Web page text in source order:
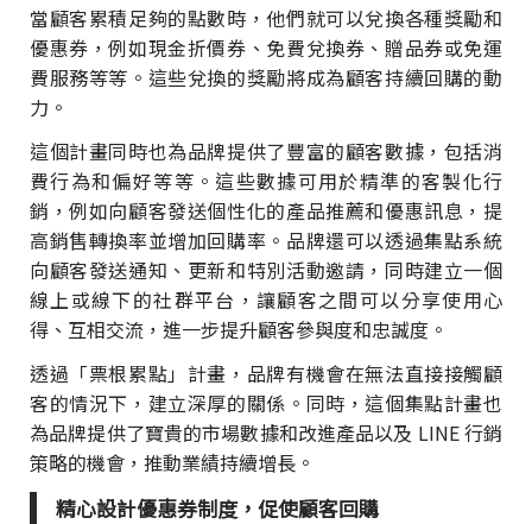
當顧客累積足夠的點數時，他們就可以兌換各種獎勵和
優惠券，例如現金折價券、免費兌換券、贈品券或免運
費服務等等。這些兌換的獎勵將成為顧客持續回購的動
力。
這個計畫同時也為品牌提供了豐富的顧客數據，包括消
費行為和偏好等等。這些數據可用於精準的客製化行
銷，例如向顧客發送個性化的產品推薦和優惠訊息，提
高銷售轉換率並增加回購率。品牌還可以透過集點系統
向顧客發送通知、更新和特別活動邀請，同時建立一個
線上或線下的社群平台，讓顧客之間可以分享使用心
得、互相交流，進一步提升顧客參與度和忠誠度。
透過「票根累點」計畫，品牌有機會在無法直接接觸顧
客的情況下，建立深厚的關係。同時，這個集點計畫也
為品牌提供了寶貴的市場數據和改進產品以及 LINE 行銷
策略的機會，推動業績持續增長。
精心設計優惠券制度，促使顧客回購